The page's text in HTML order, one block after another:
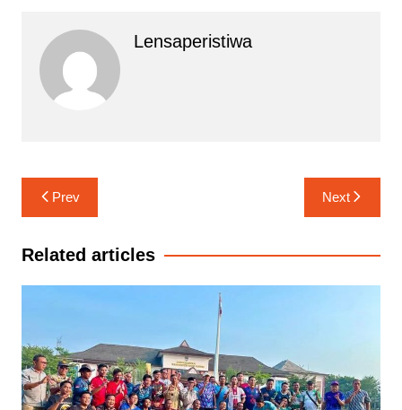
Lensaperistiwa
Navigasi
pos
Prev Next
Related articles